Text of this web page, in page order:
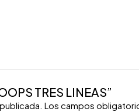
TRES LINEAS”
Los campos